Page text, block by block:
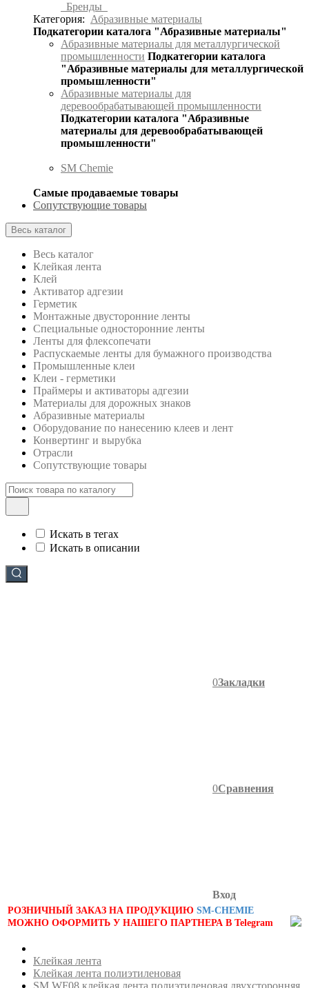
Бренды
Категория: Абразивные материалы
Подкатегории каталога "Абразивные материалы"
Абразивные материалы для металлургической
промышленности Подкатегории каталога
"Абразивные материалы для металлургической
промышленности"
Абразивные материалы для
деревообрабатывающей промышленности
Подкатегории каталога "Абразивные
материалы для деревообрабатывающей
промышленности"
SM Chemie
Самые продаваемые товары
Сопутствующие товары
Весь каталог
Весь каталог
Клейкая лента
Клей
Активатор адгезии
Герметик
Монтажные двусторонние ленты
Специальные односторонние ленты
Ленты для флексопечати
Распускаемые ленты для бумажного производства
Промышленные клеи
Клеи - герметики
Праймеры и активаторы адгезии
Материалы для дорожных знаков
Абразивные материалы
Оборудование по нанесению клеев и лент
Конвертинг и вырубка
Отрасли
Сопутствующие товары
Искать в тегах
Искать в описании
0Закладки
0Сравнения
Вход
РОЗНИЧНЫЙ ЗАКАЗ НА ПРОДУКЦИЮ SM-CHEMIE
МОЖНО ОФОРМИТЬ У НАШЕГО ПАРТНЕРА В Telegram
Клейкая лента
Клейкая лента полиэтиленовая
SM WF08 клейкая лента полиэтиленовая двухсторонняя